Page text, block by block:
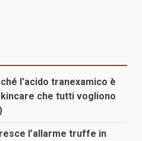
l’acido tranexamico è
che tutti vogliono
l’allarme truffe in